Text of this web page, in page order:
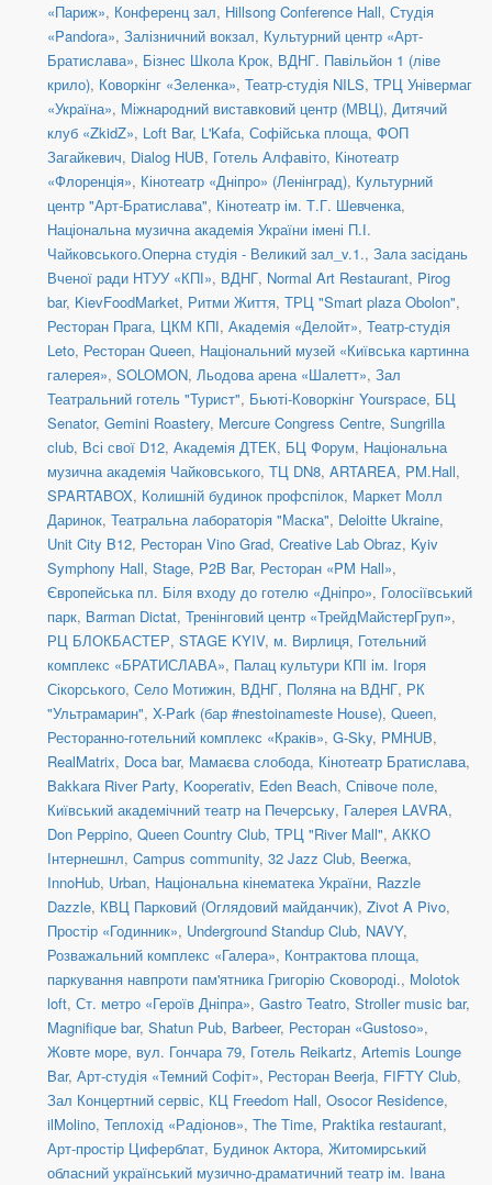
«Париж», Конференц зал, Hillsong Conference Hall, Студія
«Pandora», Залізничний вокзал, Культурний центр «Арт-
Братислава», Бізнес Школа Крок, ВДНГ. Павільйон 1 (ліве
крило), Коворкінг «Зеленка», Театр-студія NILS, ТРЦ Універмаг
«Україна», Міжнародний виставковий центр (МВЦ), Дитячий
клуб «ZkidZ», Loft Bar, L'Kafa, Софійська площа, ФОП
Загайкевич, Dialog HUB, Готель Алфавіто, Кінотеатр
«Флоренція», Кінотеатр «Дніпро» (Ленінград), Культурний
центр "Арт-Братислава", Кінотеатр ім. Т.Г. Шевченка,
Національна музична академія України імені П.І.
Чайковського.Оперна студія - Великий зал_v.1., Зала засідань
Вченої ради НТУУ «КПІ», ВДНГ, Normal Art Restaurant, Pirog
bar, KievFoodMarket, Ритми Життя, ТРЦ "Smart plaza Obolon",
Ресторан Прага, ЦКМ КПІ, Академія «Делойт», Театр-студія
Leto, Ресторан Queen, Національний музей «Київська картинна
галерея», SOLOMON, Льодова арена «Шалетт», Зал
Театральний готель "Турист", Бьюті-Коворкінг Yourspace, БЦ
Senator, Gemini Roastery, Mercure Congress Centre, Sungrilla
club, Всі свої D12, Академія ДТЕК, БЦ Форум, Національна
музична академія Чайковського, ТЦ DN8, ARTAREA, PM.Hall,
SPARTABOX, Колишній будинок профспілок, Маркет Молл
Даринок, Театральна лабораторія "Маска", Deloitte Ukraine,
Unit City B12, Ресторан Vino Grad, Creative Lab Obraz, Kyiv
Symphony Hall, Stage, P2B Bar, Ресторан «PM Hall»,
Європейська пл. Біля входу до готелю «Дніпро», Голосіївський
парк, Barman Dictat, Тренінговий центр «ТрейдМайстерГруп»,
РЦ БЛОКБАСТЕР, STAGE KYIV, м. Вирлиця, Готельний
комплекс «БРАТИСЛАВА», Палац культури КПІ ім. Ігоря
Сікорського, Село Мотижин, ВДНГ, Поляна на ВДНГ, РК
"Ультрамарин", X-Park (бар #nestoinameste House), Queen,
Ресторанно-готельний комплекс «Краків», G-Sky, PMHUB,
RealMatrix, Doca bar, Мамаєва слобода, Кінотеатр Братислава,
Bakkara River Party, Kooperativ, Eden Beach, Співоче поле,
Київський академічний театр на Печерську, Галерея LAVRA,
Don Peppino, Queen Country Club, ТРЦ "River Mall", АККО
Інтернешнл, Campus community, 32 Jazz Club, Beerжа,
InnoHub, Urban, Національна кінематека України, Razzle
Dazzle, КВЦ Парковий (Оглядовий майданчик), Zivot A Pivo,
Простір «Годинник», Underground Standup Club, NAVY,
Розважальний комплекс «Галера», Контрактова площа,
паркування навпроти пам'ятника Григорію Сковороді., Molotok
loft, Ст. метро «Героїв Дніпра», Gastro Teatro, Stroller music bar,
Magnifique bar, Shatun Pub, Barbeer, Ресторан «Gustoso»,
Жовте море, вул. Гончара 79, Готель Reikartz, Artemis Lounge
Bar, Арт-студія «Темний Софіт», Ресторан Beerja, FIFTY Club,
Зал Концертний сервіс, КЦ Freedom Hall, Osocor Residence,
ilMolino, Теплохід «Радіонов», The Time, Praktika restaurant,
Арт-простір Циферблат, Будинок Актора, Житомирський
обласний український музично-драматичний театр ім. Івана